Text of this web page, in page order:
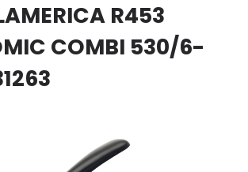
R453
COMBI 530/6-